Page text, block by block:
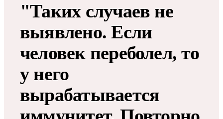
"Таких случаев не
выявлено. Если
человек переболел, то
у него
вырабатывается